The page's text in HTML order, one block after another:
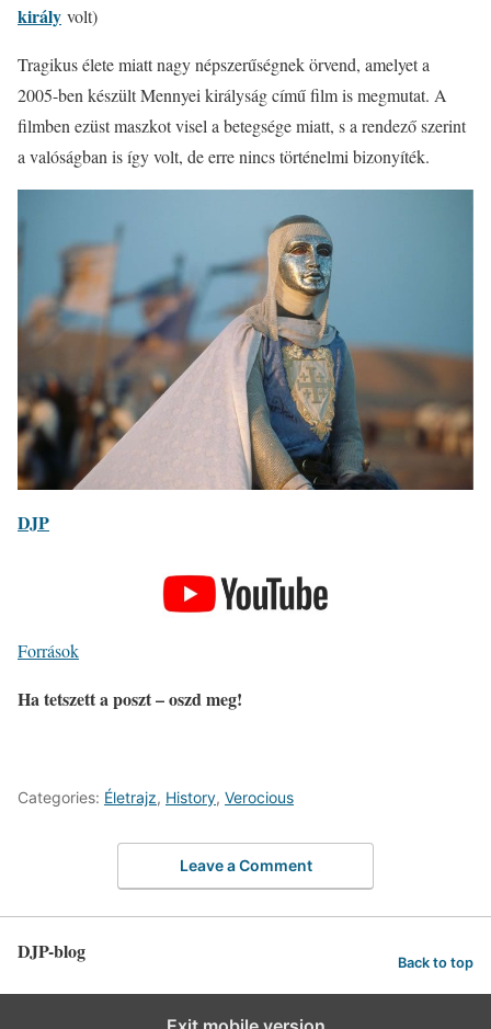
király volt)
Tragikus élete miatt nagy népszerűségnek örvend, amelyet a
2005-ben készült Mennyei királyság című film is megmutat. A
filmben ezüst maszkot visel a betegsége miatt, s a rendező szerint
a valóságban is így volt, de erre nincs történelmi bizonyíték.
DJP
Források
Ha tetszett a poszt – oszd meg!
Categories: Életrajz, History, Verocious
Leave a Comment
DJP-blog Back to top